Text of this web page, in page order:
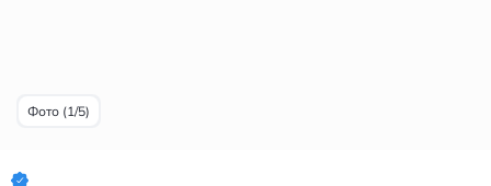
Фото (1/5)